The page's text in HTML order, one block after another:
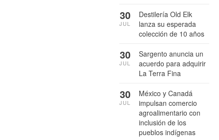
Destilería Old Elk
lanza su esperada
colección de 10 años
30
JUL
Sargento anuncia un
acuerdo para adquirir
La Terra Fina
30
JUL
México y Canadá
impulsan comercio
agroalimentario con
inclusión de los
pueblos indígenas
30
JUL